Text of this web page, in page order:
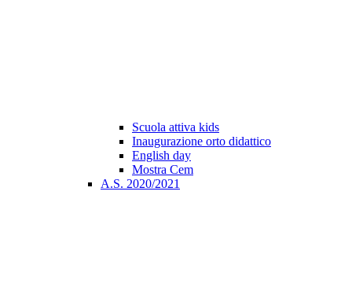
Scuola attiva kids
Inaugurazione orto didattico
English day
Mostra Cem
A.S. 2020/2021